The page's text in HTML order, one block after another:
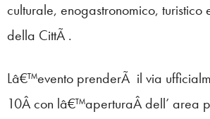
culturale, enogastronomico, turistico
della CittÃ .
Lâ€™evento prenderÃ il via
10Â con lâ€™aperturaÂ dell’ area